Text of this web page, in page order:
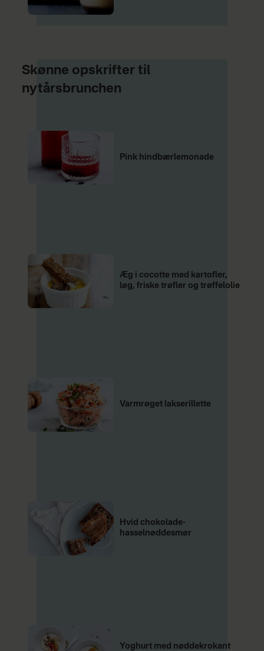
Skønne opskrifter til
nytårsbrunchen
Pink hindbærlemonade
Æg i cocotte med kartofler,
løg, friske trøfler og trøffelolie
Varmrøget lakserillette
Hvid chokolade-
hasselnøddesmør
Yoghurt med nøddekrokant